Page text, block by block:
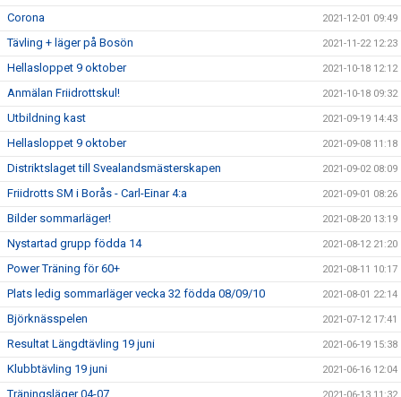
Corona 2021-12-01 09:49
Tävling + läger på Bosön 2021-11-22 12:23
Hellasloppet 9 oktober 2021-10-18 12:12
Anmälan Friidrottskul! 2021-10-18 09:32
Utbildning kast 2021-09-19 14:43
Hellasloppet 9 oktober 2021-09-08 11:18
Distriktslaget till Svealandsmästerskapen 2021-09-02 08:09
Friidrotts SM i Borås - Carl-Einar 4:a 2021-09-01 08:26
Bilder sommarläger! 2021-08-20 13:19
Nystartad grupp födda 14 2021-08-12 21:20
Power Träning för 60+ 2021-08-11 10:17
Plats ledig sommarläger vecka 32 födda 08/09/10 2021-08-01 22:14
Björknässpelen 2021-07-12 17:41
Resultat Längdtävling 19 juni 2021-06-19 15:38
Klubbtävling 19 juni 2021-06-16 12:04
Träningsläger 04-07